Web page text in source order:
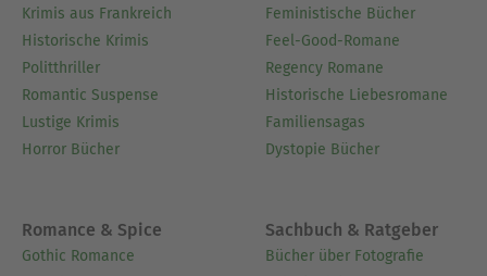
Krimis aus Frankreich
Historische Krimis
Politthriller
Romantic Suspense
Lustige Krimis
Horror Bücher
Feministische Bücher
Feel-Good-Romane
Regency Romane
Historische Liebesromane
Familiensagas
Dystopie Bücher
Romance & Spice
Gothic Romance
Sachbuch & Ratgeber
Bücher über Fotografie